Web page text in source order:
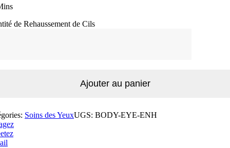
de Rehaussement de Cils
Ajouter au panier
Soins des YeuxUGS: BODY-EYE-ENH